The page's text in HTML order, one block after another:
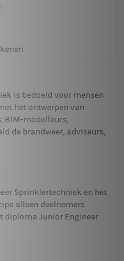
is bedoeld voor mensen
het ontwerpen van
BIM-modelleurs,
de brandweer, adviseurs,
Sprinklertechniek en het
alleen deelnemers
diploma Junior Engineer